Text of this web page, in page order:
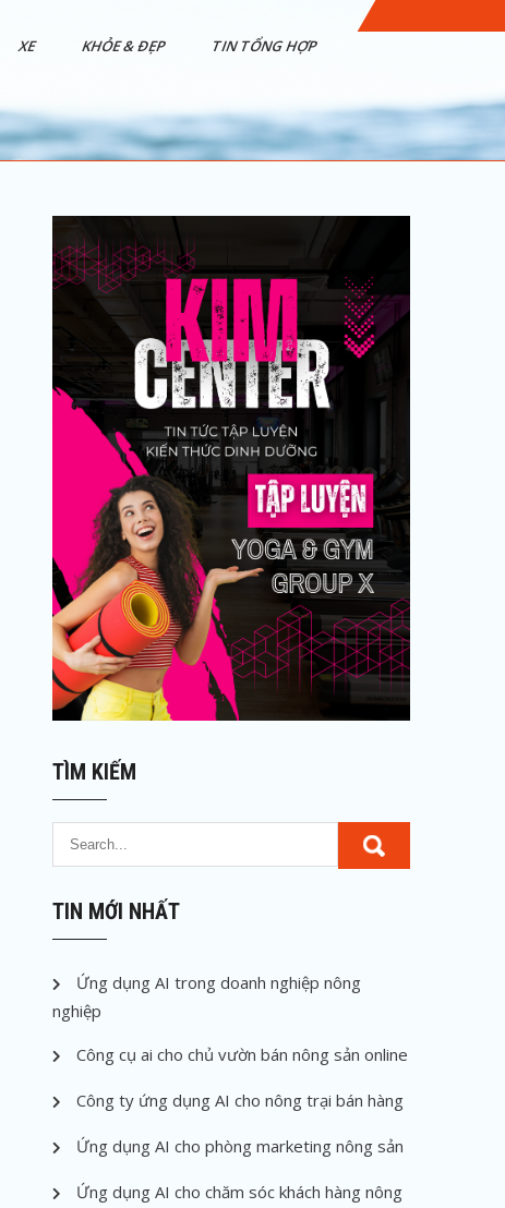
XE KHỎE & ĐẸP TIN TỔNG HỢP
TÌM KIẾM
TIN MỚI NHẤT
Ứng dụng AI trong doanh nghiệp nông
nghiệp
Công cụ ai cho chủ vườn bán nông sản online
Công ty ứng dụng AI cho nông trại bán hàng
Ứng dụng AI cho phòng marketing nông sản
Ứng dụng AI cho chăm sóc khách hàng nông